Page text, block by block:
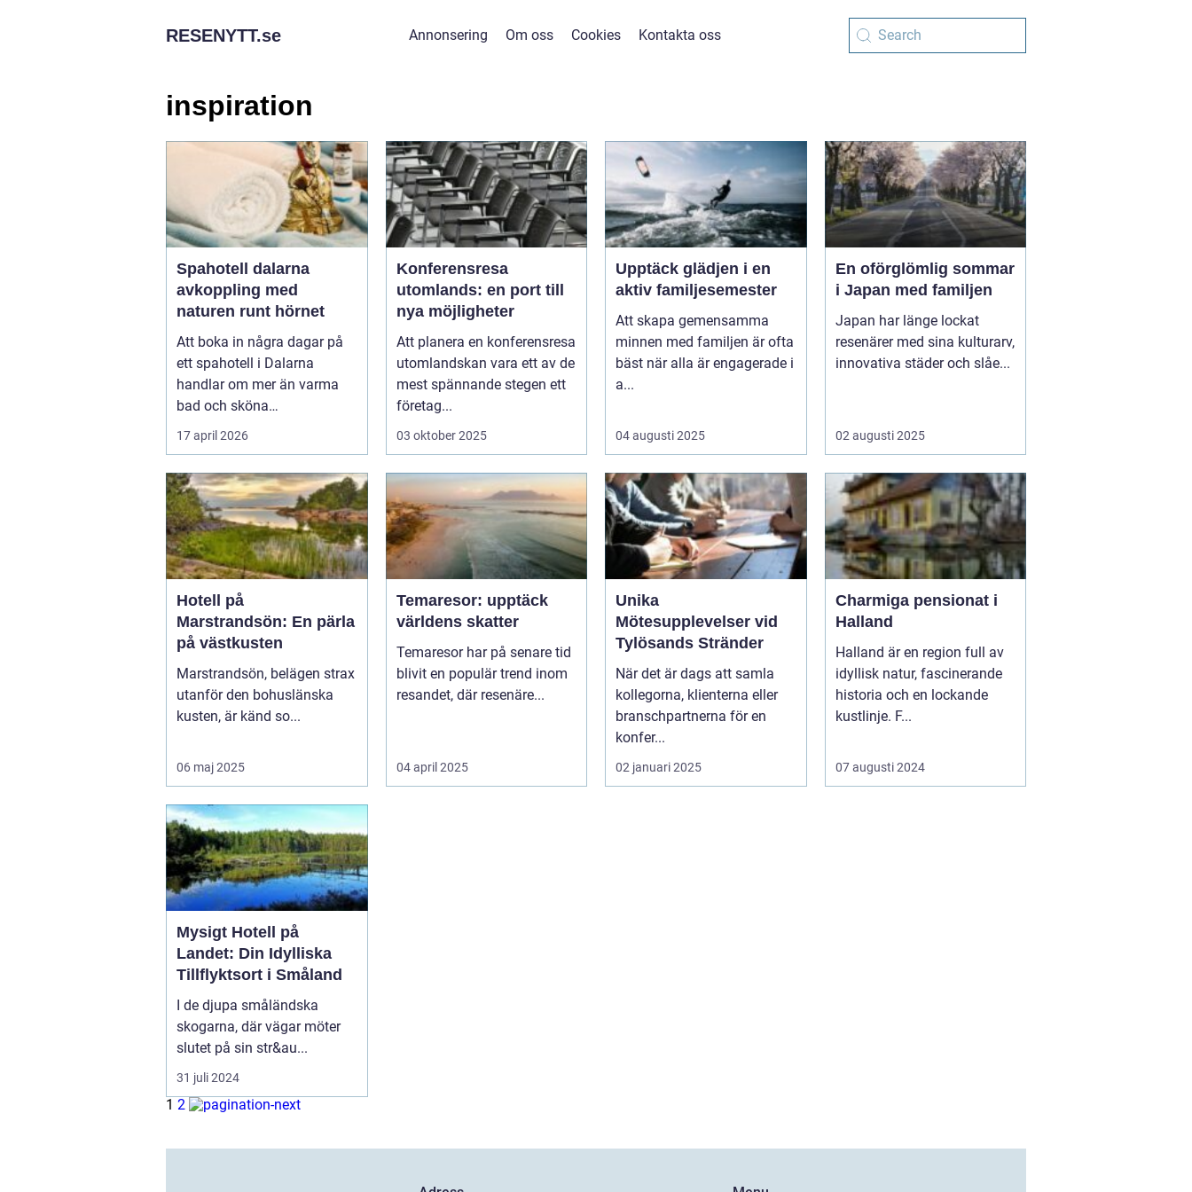
RESENYTT.se Annonsering Om oss Cookies Kontakta oss
inspiration
Spahotell dalarna
avkoppling med
naturen runt hörnet
Att boka in några dagar på
ett spahotell i Dalarna
handlar om mer än varma
bad och sköna
behandlinga...
17 april 2026
Konferensresa
utomlands: en port till
nya möjligheter
Att planera en konferensresa
utomlandskan vara ett av de
mest spännande stegen ett
företag...
03 oktober 2025
Upptäck glädjen i en
aktiv familjesemester
Att skapa gemensamma
minnen med familjen är ofta
bäst när alla är engagerade i
a...
04 augusti 2025
En oförglömlig sommar
i Japan med familjen
Japan har länge lockat
resenärer med sina kulturarv,
innovativa städer och slåe...
02 augusti 2025
Hotell på
Marstrandsön: En pärla
på västkusten
Marstrandsön, belägen strax
utanför den bohuslänska
kusten, är känd so...
06 maj 2025
Temaresor: upptäck
världens skatter
Temaresor har på senare tid
blivit en populär trend inom
resandet, där resenäre...
04 april 2025
Unika
Mötesupplevelser vid
Tylösands Stränder
När det är dags att samla
kollegorna, klienterna eller
branschpartnerna för en
konfer...
02 januari 2025
Charmiga pensionat i
Halland
Halland är en region full av
idyllisk natur, fascinerande
historia och en lockande
kustlinje. F...
07 augusti 2024
Mysigt Hotell på
Landet: Din Idylliska
Tillflyktsort i Småland
I de djupa småländska
skogarna, där vägar möter
slutet på sin str&au...
31 juli 2024
1 2